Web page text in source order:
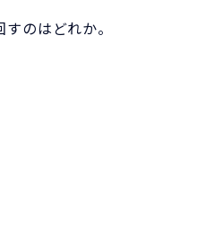
のはどれか。